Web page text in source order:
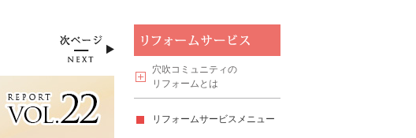
穴吹コミュニティの
リフォームとは
リフォームサービスメニュー